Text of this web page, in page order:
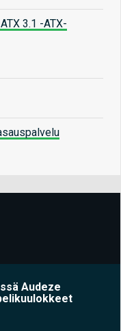
3.1 -ATX-
Audeze